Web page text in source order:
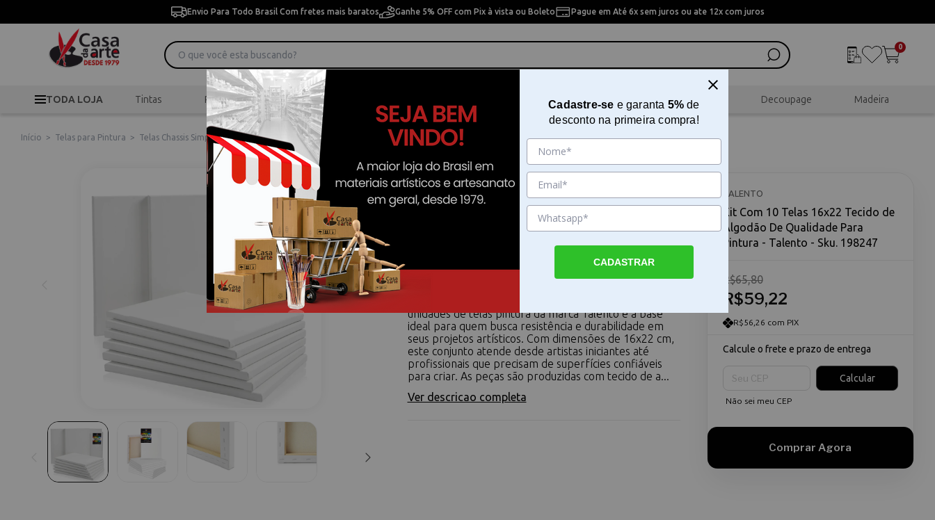
Envio Para Todo Brasil Com fretes mais baratos Ganhe 5% OFF com Pix à vista ou Boleto Pague em Até 6x sem juros ou ate 12x com juros
0
TODA LOJA Tintas Pincéis Desenho Pintura Artesanal Scrapbook Decoupage Madeira
Início > Telas para Pintura > Telas Chassis Simples > Kit Com 10 Telas 16x22 Tecido de Algodão De Qualidade Para Pintura - Talento
Kit Com 10 Telas 16x22 Tecido de
Algodão De Qualidade Para Pintura -
Talento
unidades de telas pintura da marca Talento é a base
ideal para quem busca resistência e durabilidade em
seus projetos artísticos. Com dimensões de 16x22 cm,
este conjunto atende desde artistas iniciantes até
profissionais que precisam de superfícies confiáveis
para criar. As peças são produzidas com tecido de a...
Ver descricao completa
TALENTO
Kit Com 10 Telas 16x22 Tecido de
Algodão De Qualidade Para
Pintura - Talento - Sku. 198247
R$59,22
R$65,80
R$56,26 com PIX
Calcule o frete e prazo de entrega
Calcular
Não sei meu CEP
Cadastre-se e garanta 5%de
desconto na primeira compra!
CADASTRAR